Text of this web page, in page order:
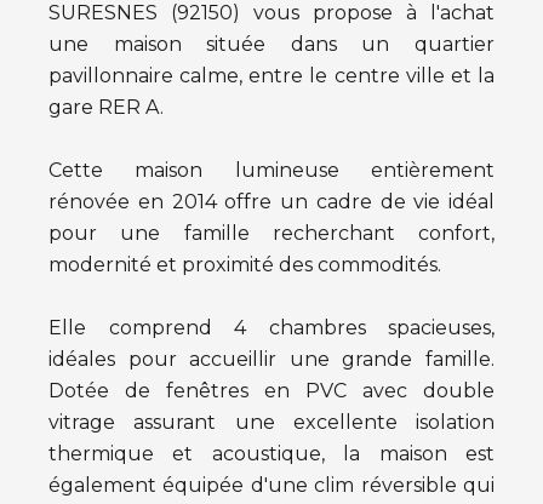
SURESNES (92150) vous propose à l'achat
une maison située dans un quartier
pavillonnaire calme, entre le centre ville et la
gare RER A.
Cette maison lumineuse entièrement
rénovée en 2014 offre un cadre de vie idéal
pour une famille recherchant confort,
modernité et proximité des commodités.
Elle comprend 4 chambres spacieuses,
idéales pour accueillir une grande famille.
Dotée de fenêtres en PVC avec double
vitrage assurant une excellente isolation
thermique et acoustique, la maison est
également équipée d'une clim réversible qui